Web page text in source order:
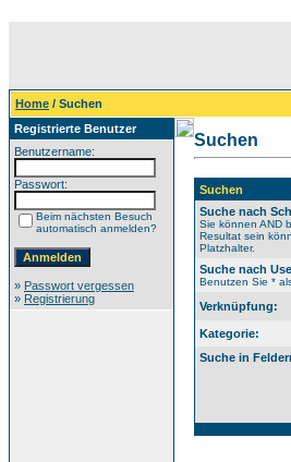
Home / Suchen
Registrierte Benutzer
Benutzername:
Passwort:
Beim nächsten Besuch
automatisch anmelden?
» Passwort vergessen
» Registrierung
Suchen
Suchen
Suche nach
Sie können AND
Resultat sein
Platzhalter.
Suche nach
Benutzen Sie *
Verknüpfung:
Kategorie:
Suche in